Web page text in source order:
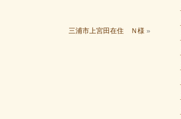
三浦市上宮田在住 Ｎ様 »